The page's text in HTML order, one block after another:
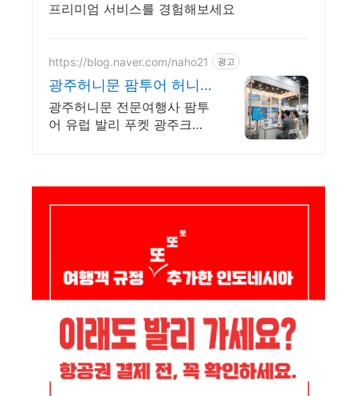
프리미엄 서비스를 경험해보세요
https://blog.naver.com/naho21 광고
광주허니문 팜투어 허니
문박람회 특가혜택
광주허니문 전문여행사 팜투
어 유럽 발리 푸켓 광주크루